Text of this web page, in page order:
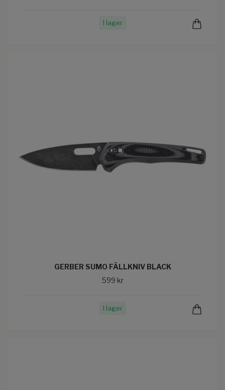
I lager
GERBER SUMO FÄLLKNIV BLACK
599 kr
I lager